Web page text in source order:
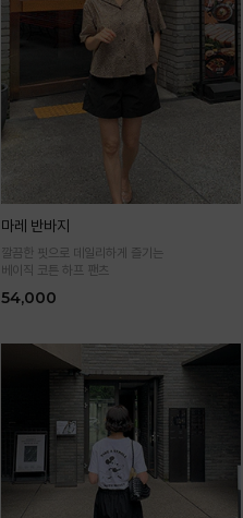
마레 반바지
깔끔한 핏으로 데일리하게 즐기는
베이직 코튼 하프 팬츠
54,000